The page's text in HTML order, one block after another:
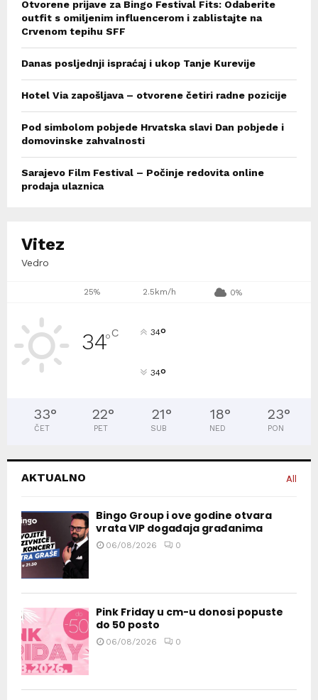
Otvorene prijave za Bingo Festival Fits: Odaberite
outfit s omiljenim influencerom i zablistajte na
Crvenom tepihu SFF
Danas posljednji ispraćaj i ukop Tanje Kurevije
Hotel Via zapošljava – otvorene četiri radne pozicije
Pod simbolom pobjede Hrvatska slavi Dan pobjede i
domovinske zahvalnosti
Sarajevo Film Festival – Počinje redovita online
prodaja ulaznica
Vitez
Vedro
25% 2.5km/h 0%
34°C 34°
34°
33°
ČET
22°
PET
21°
SUB
18°
NED
23°
PON
AKTUALNO All
Bingo Group i ove godine otvara
vrata VIP događaja građanima
06/08/2026 0
Pink Friday u cm-u donosi popuste
do 50 posto
06/08/2026 0